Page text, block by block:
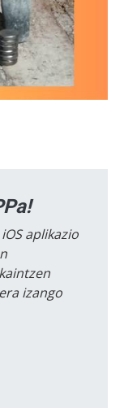
aplikazio
izango